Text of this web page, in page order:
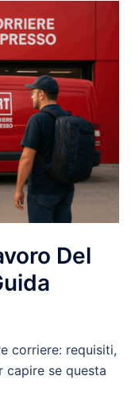
Del
corriere: requisiti,
capire se questa